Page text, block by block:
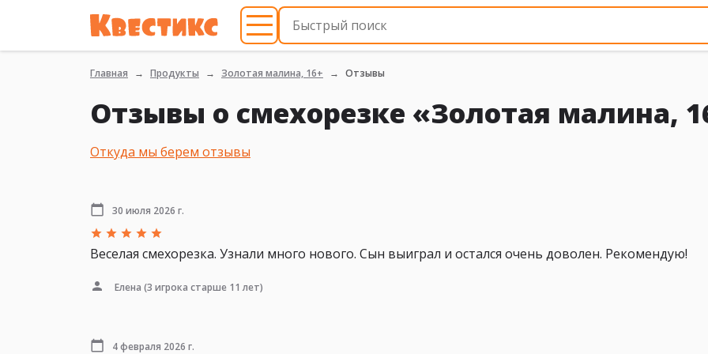
Главная Продукты Золотая малина, 16+ Отзывы
Отзывы о смехорезке «Золотая малина,
Откуда мы берем отзывы
30 июля 2026 г.
Веселая смехорезка. Узнали много нового. Сын выиграл и остался очень доволен. Рекомендую!
Елена (3 игрока старше 11 лет)
4 февраля 2026 г.